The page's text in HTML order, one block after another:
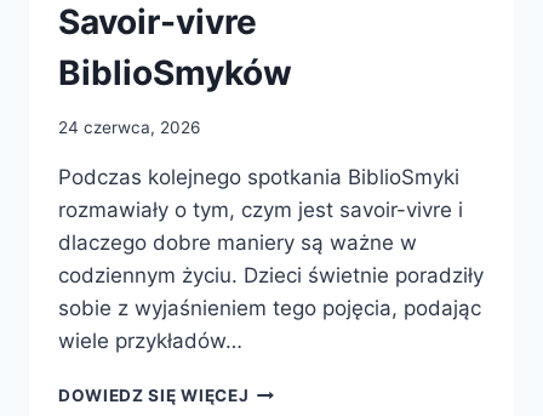
Savoir-vivre
BiblioSmyków
24 czerwca, 2026
Podczas kolejnego spotkania BiblioSmyki
rozmawiały o tym, czym jest savoir-vivre i
dlaczego dobre maniery są ważne w
codziennym życiu. Dzieci świetnie poradziły
sobie z wyjaśnieniem tego pojęcia, podając
wiele przykładów…
DOWIEDZ SIĘ WIĘCEJ SAVOIR-